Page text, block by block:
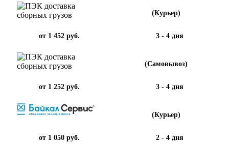
(Курьер)
от 1 452 руб. 3 - 4 дня
(Самовывоз)
от 1 252 руб. 3 - 4 дня
(Курьер)
от 1 050 руб. 2 - 4 дня